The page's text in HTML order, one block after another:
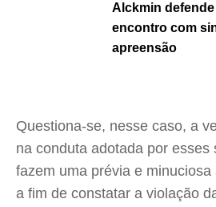
Alckmin
encontro com
apreensão
Questiona-se, nesse caso, a
na conduta adotada por esses
fazem uma prévia e
a fim de constatar a violação